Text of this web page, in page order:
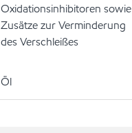
Oxidationsinhibitoren sowie
Zusätze zur Verminderung
des Verschleißes
Öl